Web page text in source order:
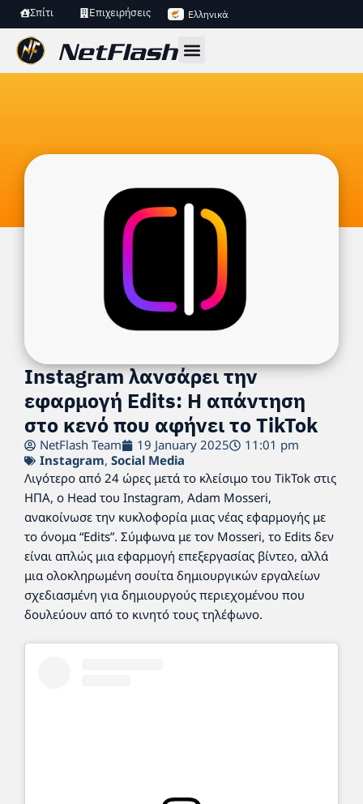
Σπίτι Επιχειρήσεις Ελληνικά
Instagram λανσάρει την
εφαρμογή Edits: Η απάντηση
στο κενό που αφήνει το TikTok
NetFlash Team 19 January 2025
11:01 pm
Instagram, Social Media
Λιγότερο από 24 ώρες μετά το κλείσιμο του TikTok στις
ΗΠΑ, ο Head του Instagram, Adam Mosseri,
ανακοίνωσε την κυκλοφορία μιας νέας εφαρμογής με
το όνομα “Edits”. Σύμφωνα με τον Mosseri, το Edits δεν
είναι απλώς μια εφαρμογή επεξεργασίας βίντεο, αλλά
μια ολοκληρωμένη σουίτα δημιουργικών εργαλείων
σχεδιασμένη για δημιουργούς περιεχομένου που
δουλεύουν από το κινητό τους τηλέφωνο.